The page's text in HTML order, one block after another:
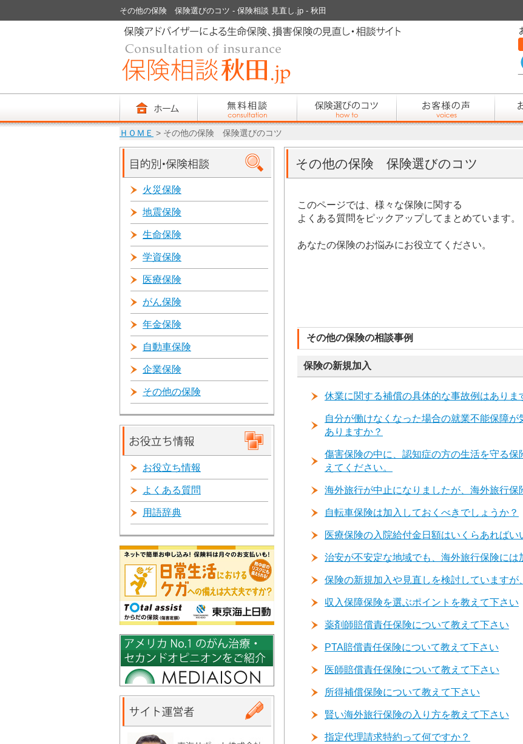
その他の保険 保険選びのコツ - 保険相談 見直し.jp - 秋田
ＨＯＭＥ > その他の保険 保険選びのコツ
その他の保険 保険選びのコツ
このページでは、様々な保険に関する
よくある質問をピックアップしてまとめています。
あなたの保険のお悩みにお役立てください。
その他の保険の相談事例
保険の新規加入
休業に関する補償の具体的な事故例はありま
自分が働けなくなった場合の就業不能保障
ありますか？
傷害保険の中に、認知症の方の生活を守る
えてください。
海外旅行が中止になりましたが、海外旅行保
自転車保険は加入しておくべきでしょうか？
医療保険の入院給付金日額はいくらあればい
治安が不安定な地域でも、海外旅行保険には
保険の新規加入や見直しを検討していますが
収入保障保険を選ぶポイントを教えて下さい
薬剤師賠償責任保険について教えて下さい
PTA賠償責任保険について教えて下さい
医師賠償責任保険について教えて下さい
所得補償保険について教えて下さい
賢い海外旅行保険の入り方を教えて下さい
指定代理請求特約って何ですか？
火災保険
地震保険
生命保険
学資保険
医療保険
がん保険
年金保険
自動車保険
企業保険
その他の保険
お役立ち情報
よくある質問
用語辞典